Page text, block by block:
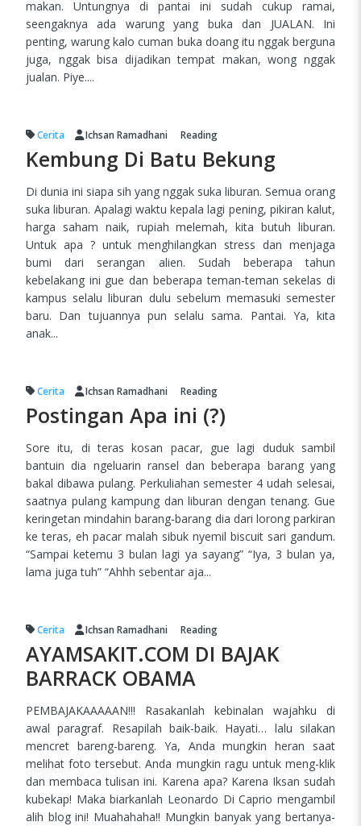
makan. Untungnya di pantai ini sudah cukup ramai,
seengaknya ada warung yang buka dan JUALAN. Ini
penting, warung kalo cuman buka doang itu nggak berguna
juga, nggak bisa dijadikan tempat makan, wong nggak
jualan. Piye....
Cerita Ichsan Ramadhani Reading
Kembung Di Batu Bekung
Di dunia ini siapa sih yang nggak suka liburan. Semua orang
suka liburan. Apalagi waktu kepala lagi pening, pikiran kalut,
harga saham naik, rupiah melemah, kita butuh liburan.
Untuk apa ? untuk menghilangkan stress dan menjaga
bumi dari serangan alien. Sudah beberapa tahun
kebelakang ini gue dan beberapa teman-teman sekelas di
kampus selalu liburan dulu sebelum memasuki semester
baru. Dan tujuannya pun selalu sama. Pantai. Ya, kita
anak...
Cerita Ichsan Ramadhani Reading
Postingan Apa ini (?)
Sore itu, di teras kosan pacar, gue lagi duduk sambil
bantuin dia ngeluarin ransel dan beberapa barang yang
bakal dibawa pulang. Perkuliahan semester 4 udah selesai,
saatnya pulang kampung dan liburan dengan tenang. Gue
keringetan mindahin barang-barang dia dari lorong parkiran
ke teras, eh pacar malah sibuk nyemil biscuit sari gandum.
“Sampai ketemu 3 bulan lagi ya sayang” “Iya, 3 bulan ya,
lama juga tuh” “Ahhh sebentar aja...
Cerita Ichsan Ramadhani Reading
AYAMSAKIT.COM DI BAJAK
BARRACK OBAMA
PEMBAJAKAAAAAN!!! Rasakanlah kebinalan wajahku di
awal paragraf. Resapilah baik-baik. Hayati… lalu silakan
mencret bareng-bareng. Ya, Anda mungkin heran saat
melihat foto tersebut. Anda mungkin ragu untuk meng-klik
dan membaca tulisan ini. Karena apa? Karena Iksan sudah
kubekap! Maka biarkanlah Leonardo Di Caprio mengambil
alih blog ini! Muahahaha!! Mungkin banyak yang bertanya-